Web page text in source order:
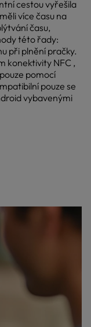
cestou vyřešila
více času na
času,
této řady:
při plnění pračky.
konektivity NFC ,
pomocí
pouze se
vybavenými